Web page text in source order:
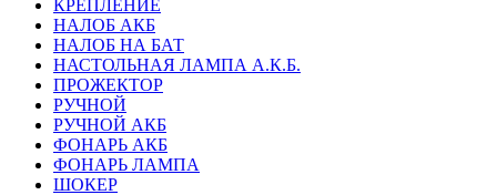
КРЕПЛЕНИЕ
НАЛОБ АКБ
НАЛОБ НА БАТ
НАСТОЛЬНАЯ ЛАМПА А.К.Б.
ПРОЖЕКТОР
РУЧНОЙ
РУЧНОЙ АКБ
ФОНАРЬ АКБ
ФОНАРЬ ЛАМПА
ШОКЕР